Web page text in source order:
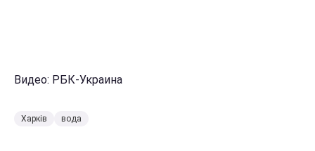
Видео: РБК-Украина
Харків вода